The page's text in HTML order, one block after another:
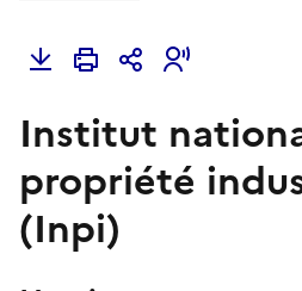
Institut
propriété
(Inpi)